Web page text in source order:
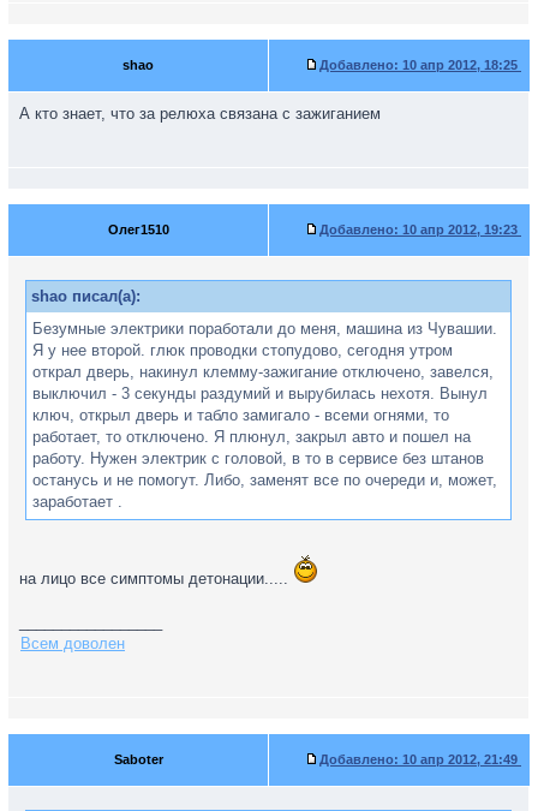
shao Добавлено: 10 апр 2012, 18:25
А кто знает, что за релюха связана с зажиганием
Олег1510 Добавлено: 10 апр 2012, 19:23
shao писал(а):
Безумные электрики поработали до меня, машина из Чувашии.
Я у нее второй. глюк проводки стопудово, сегодня утром
открал дверь, накинул клемму-зажигание отключено, завелся,
выключил - 3 секунды раздумий и вырубилась нехотя. Вынул
ключ, открыл дверь и табло замигало - всеми огнями, то
работает, то отключено. Я плюнул, закрыл авто и пошел на
работу. Нужен электрик с головой, в то в сервисе без штанов
останусь и не помогут. Либо, заменят все по очереди и, может,
заработает .
на лицо все симптомы детонации.....
Всем доволен
Saboter Добавлено: 10 апр 2012, 21:49